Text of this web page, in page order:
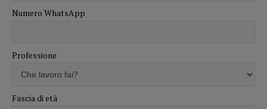
Numero WhatsApp
Professione
Fascia di età